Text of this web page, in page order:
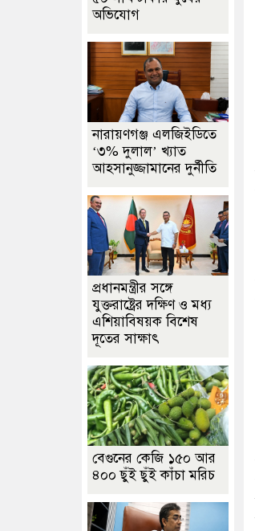
অভিযোগ
নারায়ণগঞ্জ এলজিইডিতে
‘৩% দুলাল’ খ্যাত
আহসানুজ্জামানের দুর্নীতি
প্রধানমন্ত্রীর সঙ্গে
যুক্তরাষ্ট্রের দক্ষিণ ও মধ্য
এশিয়াবিষয়ক বিশেষ
দূতের সাক্ষাৎ
বেগুনের কেজি ১৫০ আর
৪০০ ছুঁই ছুঁই কাঁচা মরিচ